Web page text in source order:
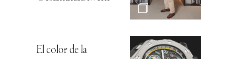
El color de la